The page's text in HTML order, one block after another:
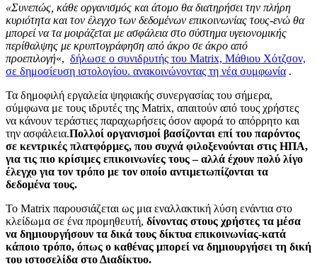
«Συνεπώς, κάθε οργανισμός και άτομο θα διατηρήσει την πλήρη
κυριότητα και τον έλεγχο των δεδομένων επικοινωνίας τους-ενώ θα
μπορεί να τα μοιράζεται με ασφάλεια στο σύστημα υγειονομικής
περίθαλψης με κρυπτογράφηση από άκρο σε άκρο από
προεπιλογή«, δήλωσε ο συνιδρυτής του Matrix, Μάθιου Χότζσον,
σε δημοσίευση ιστολογίου. ανακοινώνοντας τη νέα συμφωνία .
Τα δημοφιλή εργαλεία ψηφιακής συνεργασίας του σήμερα,
σύμφωνα με τους ιδρυτές της Matrix, απαιτούν από τους χρήστες
να κάνουν τεράστιες παραχωρήσεις όσον αφορά το απόρρητο και
την ασφάλεια.Πολλοί οργανισμοί βασίζονται επί του παρόντος
σε κεντρικές πλατφόρμες, που συχνά φιλοξενούνται στις ΗΠΑ,
για τις πιο κρίσιμες επικοινωνίες τους – αλλά έχουν πολύ λίγο
έλεγχο για τον τρόπο με τον οποίο αντιμετωπίζονται τα
δεδομένα τους.
Το Matrix παρουσιάζεται ως μια εναλλακτική λύση ενάντια στο
κλείδωμα σε ένα προμηθευτή, δίνοντας στους χρήστες τα μέσα
να δημιουργήσουν τα δικά τους δίκτυα επικοινωνίας-κατά
κάποιο τρόπο, όπως ο καθένας μπορεί να δημιουργήσει τη δική
του ιστοσελίδα στο Διαδίκτυο.